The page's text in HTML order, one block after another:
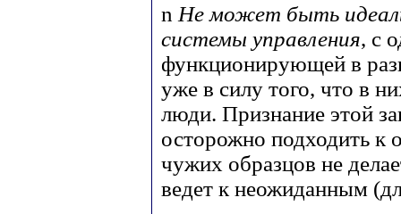
n Не может быть
системы управления, с
функционирующей в
уже в силу того, что в
люди. Признание этой
осторожно подходить к
чужих образцов не
ведет к неожиданным